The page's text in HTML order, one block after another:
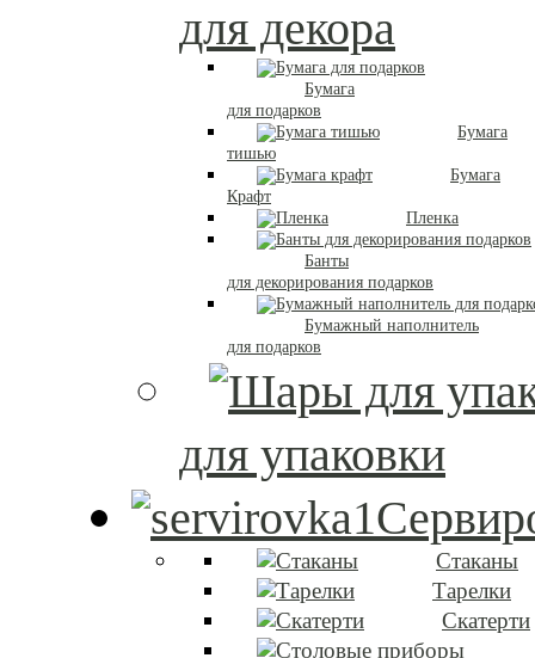
для декора
Бумага
для подарков
Бумага
тишью
Бумага
Крафт
Пленка
Банты
для декорирования подарков
Бумажный наполнитель
для подарков
для упаковки
Стаканы
Тарелки
Скатерти